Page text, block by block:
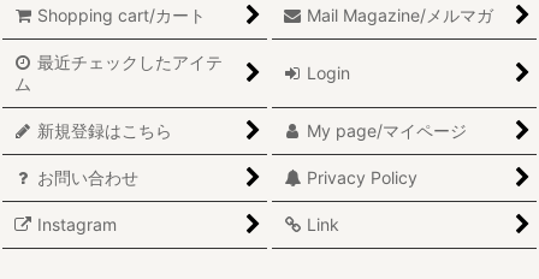
Shopping cart/カート Mail Magazine/メルマガ
最近チェックしたアイテ
ム
Login
新規登録はこちら My page/マイページ
お問い合わせ Privacy Policy
Instagram Link